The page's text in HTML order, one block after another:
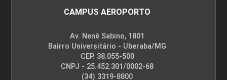
48
EXPRESSÃO GRÁFICA
CAMPUS AEROPORTO
Av. Nenê Sabino, 1801
Bairro Universitário - Uberaba/MG
CEP. 38.055-500
CNPJ - 25.452.301/0002-68
(34) 3319-8800